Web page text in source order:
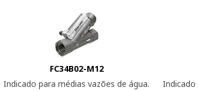
FC34B02-M12
Indicado para médias vazões de água.
Indicado